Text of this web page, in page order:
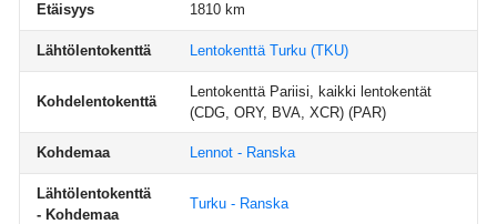
Etäisyys 1810 km
Lähtölentokenttä Lentokenttä Turku (TKU)
Kohdelentokenttä
Lentokenttä Pariisi, kaikki lentokentät
(CDG, ORY, BVA, XCR) (PAR)
Kohdemaa Lennot - Ranska
Lähtölentokenttä
- Kohdemaa
Turku - Ranska